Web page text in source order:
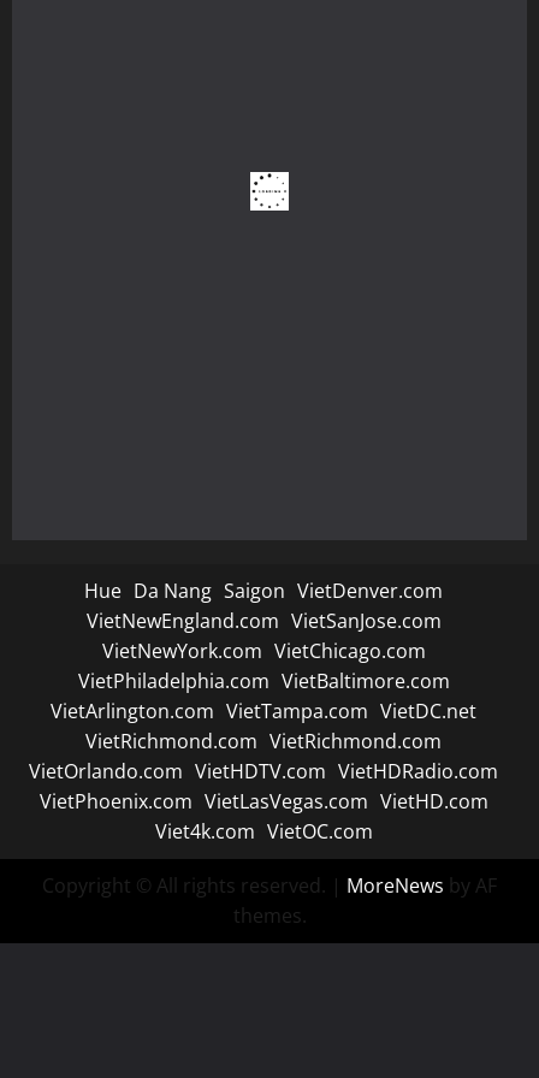
Hue Da Nang Saigon VietDenver.com
VietNewEngland.com VietSanJose.com
VietNewYork.com VietChicago.com
VietPhiladelphia.com VietBaltimore.com
VietArlington.com VietTampa.com VietDC.net
VietRichmond.com VietRichmond.com
VietOrlando.com VietHDTV.com VietHDRadio.com
VietPhoenix.com VietLasVegas.com VietHD.com
Viet4k.com VietOC.com
Copyright © All rights reserved. | MoreNews by AF
themes.